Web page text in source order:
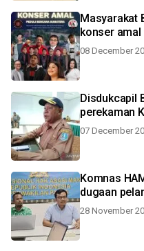
Masyarakat
konser amal
08 December
Disdukcapil
perekaman
07 December
Komnas
dugaan
28 November